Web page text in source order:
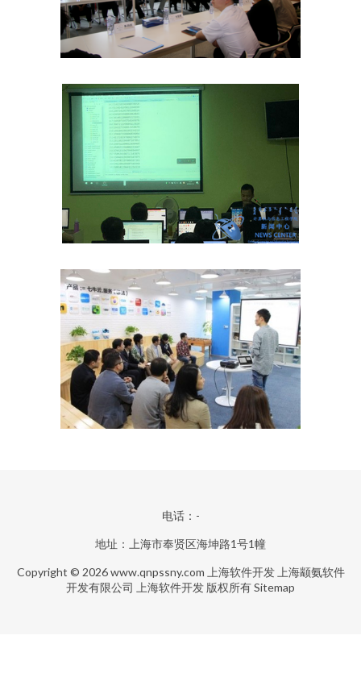
电话：-
地址：上海市奉贤区海坤路1号1幢
Copyright © 2026www.qnpssny.com 上海软件开发 上海颛氨软件
开发有限公司
上海软件开发 版权所有Sitemap